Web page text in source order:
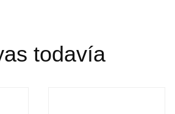
todavía